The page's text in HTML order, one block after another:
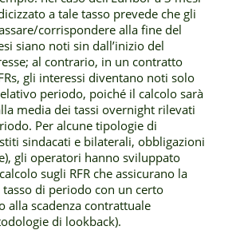
a tale tasso prevede che gli
corrispondere alla fine del
siano noti sin dall’inizio del
al contrario, in un contratto
gli interessi diventano noti solo
periodo, poiché il calcolo sarà
media dei tassi overnight rilevati
Per alcune tipologie di
sindacati e bilaterali, obbligazioni
gli operatori hanno sviluppato
sugli RFR che assicurano la
tasso di periodo con un certo
alla scadenza contrattuale
di lookback).